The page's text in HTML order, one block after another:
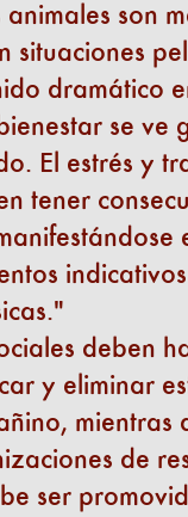
animales son
situaciones
dramático
se ve
El estrés y
tener
deben
y eliminar
mientras
de
ser